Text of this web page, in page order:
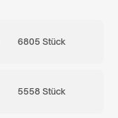
6805 Stück
5558 Stück